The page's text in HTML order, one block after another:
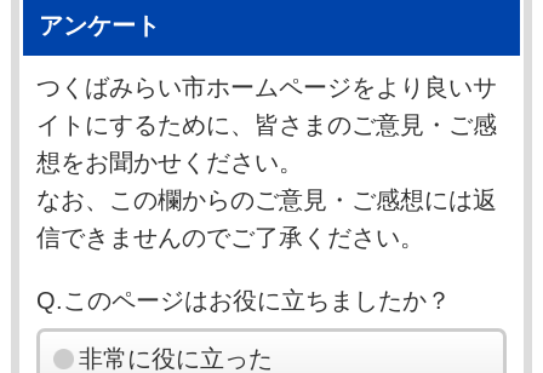
アンケート
つくばみらい市ホームページをより良いサ
イトにするために、皆さまのご意見・ご感
想をお聞かせください。
なお、この欄からのご意見・ご感想には返
信できませんのでご了承ください。
Q.このページはお役に立ちましたか？
非常に役に立った